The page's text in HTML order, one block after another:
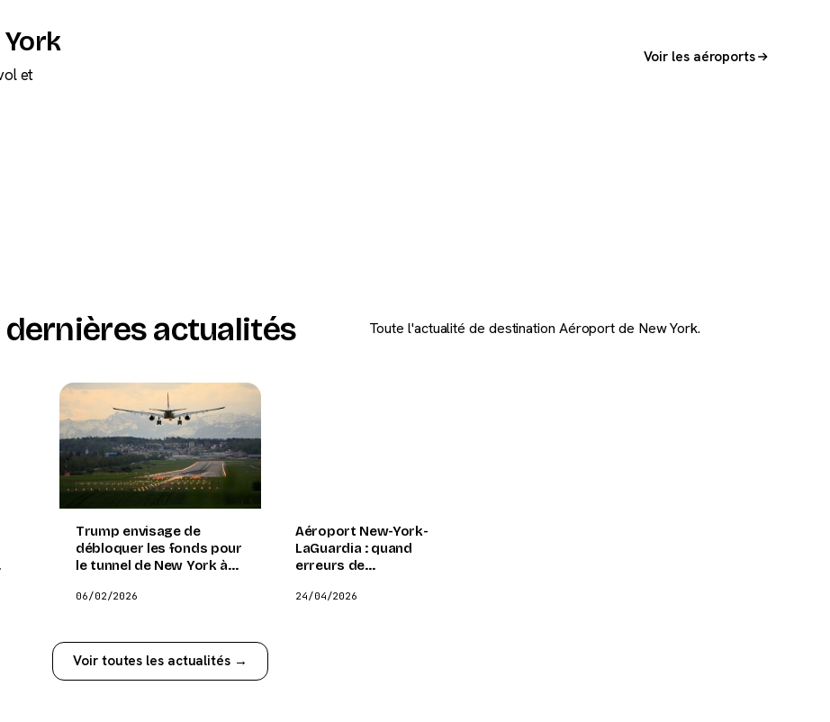
et
Voir les aéroports
dernières actualités Toute l'actualité de destination Aéroport de New York.
Trump envisage de
débloquer les fonds pour
le tunnel de New York à
l'aéroport de Dulles et la
06/02/2026
Aéroport New-York-
LaGuardia : quand
erreurs de
équipement défaillant
24/04/2026
Voir toutes les actualités →